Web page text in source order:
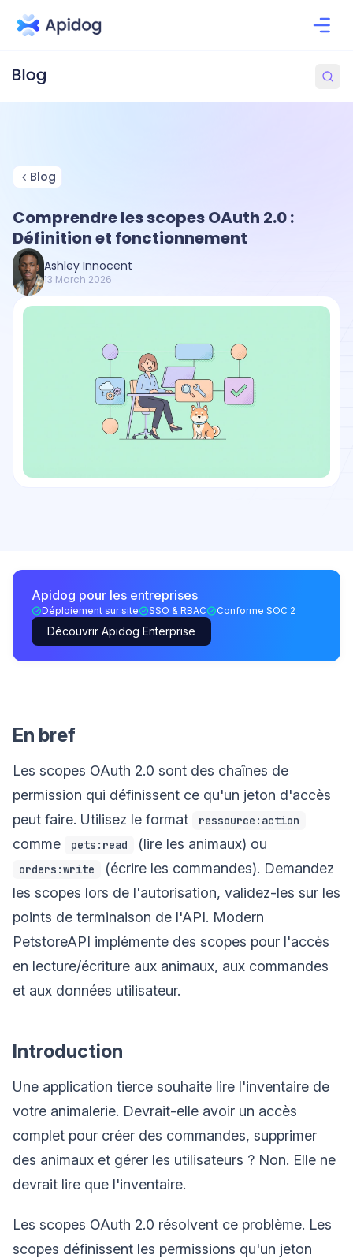
Blog
Comprendre les scopes OAuth 2.0 :
Définition et fonctionnement
Ashley Innocent
13 March 2026
Apidog pour les entreprises
Déploiement sur site SSO & RBAC Conforme SOC 2
Découvrir Apidog Enterprise
En bref
Les scopes OAuth 2.0 sont des chaînes de
permission qui définissent ce qu'un jeton d'accès
peut faire. Utilisez le format
ressource:action
comme pets:read (lire les animaux) ou
orders:write
(écrire les commandes). Demandez
les scopes lors de l'autorisation, validez-les sur les
points de terminaison de l'API. Modern
PetstoreAPI implémente des scopes pour l'accès
en lecture/écriture aux animaux, aux commandes
et aux données utilisateur.
Introduction
Une application tierce souhaite lire l'inventaire de
votre animalerie. Devrait-elle avoir un accès
complet pour créer des commandes, supprimer
des animaux et gérer les utilisateurs ? Non. Elle ne
devrait lire que l'inventaire.
Les scopes OAuth 2.0 résolvent ce problème. Les
scopes définissent les permissions qu'un jeton